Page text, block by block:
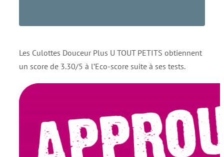
Les Culottes Douceur Plus U TOUT PETITS obtiennent
un score de 3.30/5 à l’Eco-score suite à ses tests.